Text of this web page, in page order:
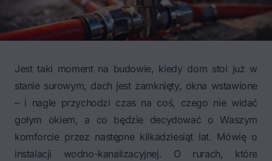
Jest taki moment na budowie, kiedy dom stoi już w
stanie surowym, dach jest zamknięty, okna wstawione
– i nagle przychodzi czas na coś, czego nie widać
gołym okiem, a co będzie decydować o Waszym
komforcie przez następne kilkadziesiąt lat. Mówię o
instalacji wodno-kanalizacyjnej. O rurach, które